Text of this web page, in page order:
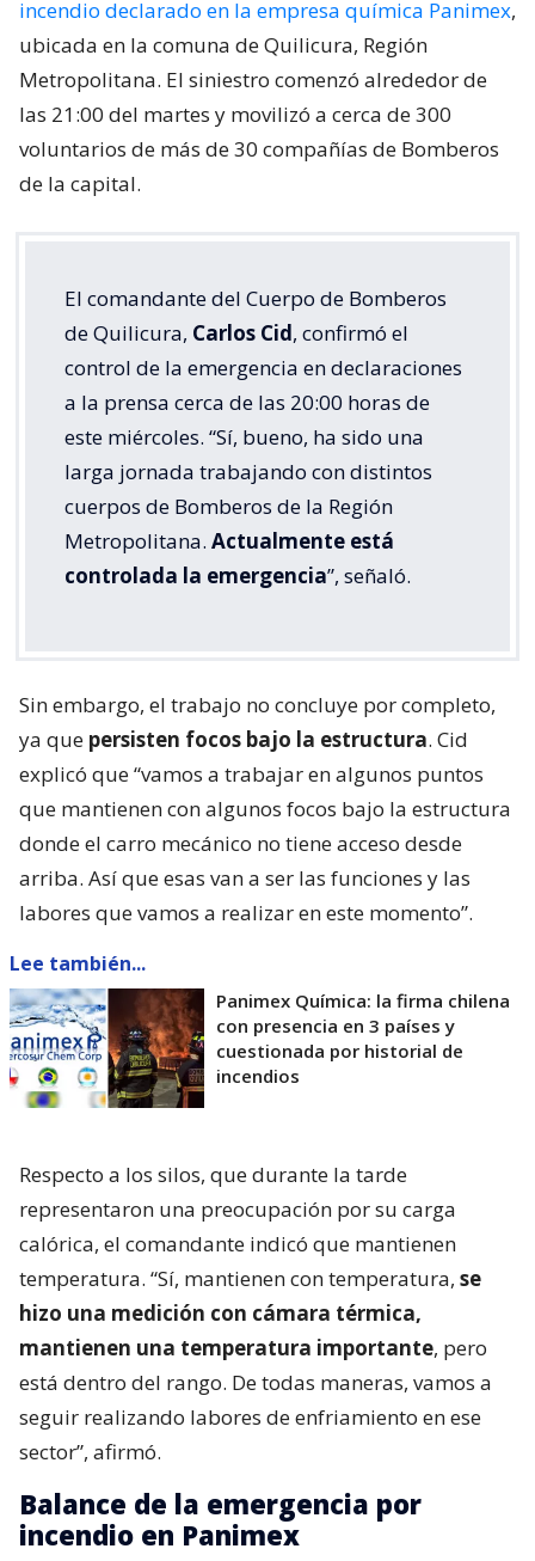
incendio declarado en la empresa química Panimex,
ubicada en la comuna de Quilicura, Región
Metropolitana. El siniestro comenzó alrededor de
las 21:00 del martes y movilizó a cerca de 300
voluntarios de más de 30 compañías de Bomberos
de la capital.
El comandante del Cuerpo de Bomberos
de Quilicura, Carlos Cid, confirmó el
control de la emergencia en declaraciones
a la prensa cerca de las 20:00 horas de
este miércoles. “Sí, bueno, ha sido una
larga jornada trabajando con distintos
cuerpos de Bomberos de la Región
Metropolitana. Actualmente está
controlada la emergencia”, señaló.
Sin embargo, el trabajo no concluye por completo,
ya que persisten focos bajo la estructura. Cid
explicó que “vamos a trabajar en algunos puntos
que mantienen con algunos focos bajo la estructura
donde el carro mecánico no tiene acceso desde
arriba. Así que esas van a ser las funciones y las
labores que vamos a realizar en este momento”.
Lee también...
Panimex Química: la firma chilena
con presencia en 3 países y
cuestionada por historial de
incendios
Respecto a los silos, que durante la tarde
representaron una preocupación por su carga
calórica, el comandante indicó que mantienen
temperatura. “Sí, mantienen con temperatura, se
hizo una medición con cámara térmica,
mantienen una temperatura importante, pero
está dentro del rango. De todas maneras, vamos a
seguir realizando labores de enfriamiento en ese
sector”, afirmó.
Balance de la emergencia por
incendio en Panimex